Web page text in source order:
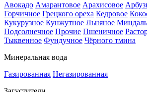
Авокадо Амарантовое Арахисовое
Горчичное Грецкого ореха Кедровое
Кукурузное Кунжутное Льняное
Подсолнечное Прочие Пшеничное
Тыквенное Фундучное Чёрного тмина
Минеральная вода
Газированная Негазированная